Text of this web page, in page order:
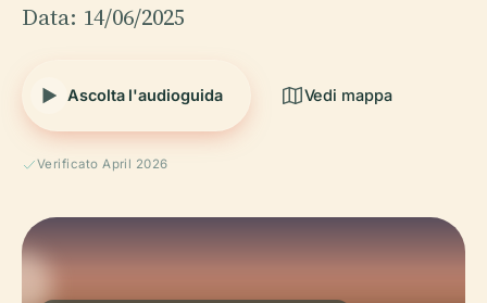
Data: 14/06/2025
Ascolta l'audioguida Vedi mappa
Verificato April 2026